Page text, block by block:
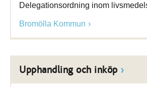
Delegationsordning inom
Bromölla Kommun
Upphandling och inköp